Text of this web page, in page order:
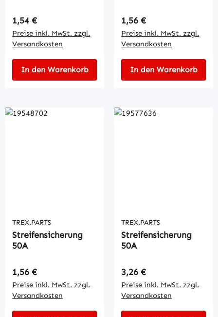
Regulärer Preis:
1,54 €
Preise inkl. MwSt. zzgl.
Versandkosten
In den Warenkorb
Regulärer Preis:
1,56 €
Preise inkl. MwSt. zzgl.
Versandkosten
In den Warenkorb
TREX.PARTS
Streifensicherung
50A
Regulärer Preis:
1,56 €
Preise inkl. MwSt. zzgl.
Versandkosten
TREX.PARTS
Streifensicherung
50A
Regulärer Preis:
3,26 €
Preise inkl. MwSt. zzgl.
Versandkosten